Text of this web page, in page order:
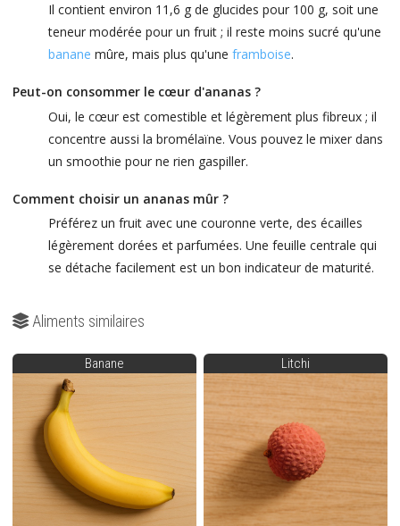
Il contient environ 11,6 g de glucides pour 100 g, soit une
teneur modérée pour un fruit ; il reste moins sucré qu'une
banane mûre, mais plus qu'une framboise.
Peut-on consommer le cœur d'ananas ?
Oui, le cœur est comestible et légèrement plus fibreux ; il
concentre aussi la bromélaïne. Vous pouvez le mixer dans
un smoothie pour ne rien gaspiller.
Comment choisir un ananas mûr ?
Préférez un fruit avec une couronne verte, des écailles
légèrement dorées et parfumées. Une feuille centrale qui
se détache facilement est un bon indicateur de maturité.
Aliments similaires
Banane Litchi